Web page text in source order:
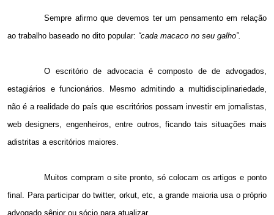
Sempre afirmo que devemos ter um pensamento em relação
ao trabalho baseado no dito popular: “cada macaco no seu galho”.
O escritório de advocacia é composto de de advogados,
estagiários e funcionários. Mesmo admitindo a multidisciplinariedade,
não é a realidade do país que escritórios possam investir em jornalistas,
web designers, engenheiros, entre outros, ficando tais situações mais
adistritas a escritórios maiores.
Muitos compram o site pronto, só colocam os artigos e ponto
final. Para participar do twitter, orkut, etc, a grande maioria usa o próprio
advogado sênior ou sócio para atualizar.